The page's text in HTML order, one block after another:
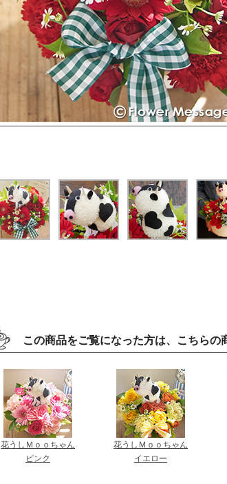
この商品をご覧になった方は、こちらの
花うしＭｏｏちゃん
ピンク
花うしＭｏｏちゃん
イエロー